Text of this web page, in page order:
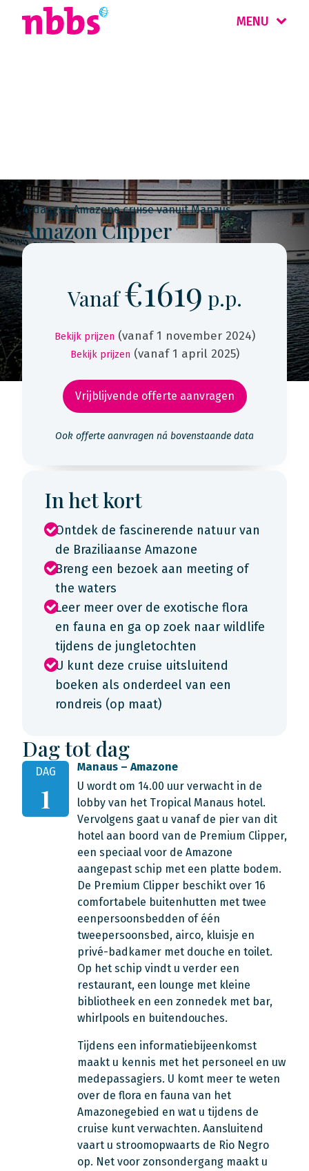
MENU
4-daagse Amazone cruise vanuit Manaus
Amazon Clipper
Vanaf€1619 p.p.
Bekijk prijzen (vanaf 1 november 2024)
Bekijk prijzen (vanaf 1 april 2025)
Vrijblijvende offerte aanvragen
Ook offerte aanvragen ná bovenstaande data
In het kort
Ontdek de fascinerende natuur van
de Braziliaanse Amazone
Breng een bezoek aan meeting of
the waters
Leer meer over de exotische flora
en fauna en ga op zoek naar wildlife
tijdens de jungletochten
U kunt deze cruise uitsluitend
boeken als onderdeel van een
rondreis (op maat)
Dag tot dag
DAG
1
Manaus – Amazone
U wordt om 14.00 uur verwacht in de
lobby van het Tropical Manaus hotel.
Vervolgens gaat u vanaf de pier van dit
hotel aan boord van de Premium Clipper,
een speciaal voor de Amazone
aangepast schip met een platte bodem.
De Premium Clipper beschikt over 16
comfortabele buitenhutten met twee
eenpersoonsbedden of één
tweepersoonsbed, airco, kluisje en
privé-badkamer met douche en toilet.
Op het schip vindt u verder een
restaurant, een lounge met kleine
bibliotheek en een zonnedek met bar,
whirlpools en buitendouches.
Tijdens een informatiebijeenkomst
maakt u kennis met het personeel en uw
medepassagiers. U komt meer te weten
over de flora en fauna van het
Amazonegebied en wat u tijdens de
cruise kunt verwachten. Aansluitend
vaart u stroomopwaarts de Rio Negro
op. Net voor zonsondergang maakt u